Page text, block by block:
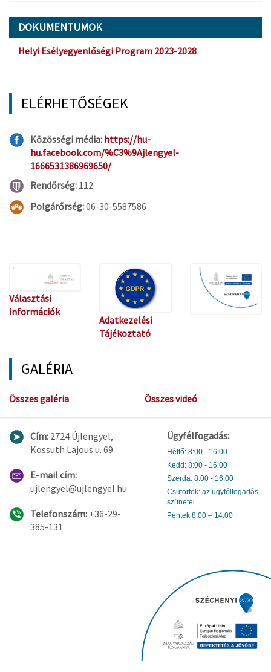
DOKUMENTUMOK
Helyi Esélyegyenlőségi Program 2023-2028
ELÉRHETŐSÉGEK
Közösségi média: https://hu-
hu.facebook.com/%C3%9Ajlengyel-
1666531386969650/
Rendőrség: 112
Polgárőrség:06-30-5587586
Választási
információk
Adatkezelési
Tájékoztató
GALÉRIA
Összes galéria Összes videó
Cím: 2724 Újlengyel,
Kossuth Lajous u. 69
E-mail cím:
ujlengyel@ujlengyel.hu
Telefonszám: +36-29-
385-131
Ügyfélfogadás:
Hétfő: 8:00 - 16:00
Kedd: 8:00 - 16:00
Szerda: 8:00 - 16:00
Csütörtök: az ügyfélfogadás
szünetel
Péntek 8:00 – 14:00